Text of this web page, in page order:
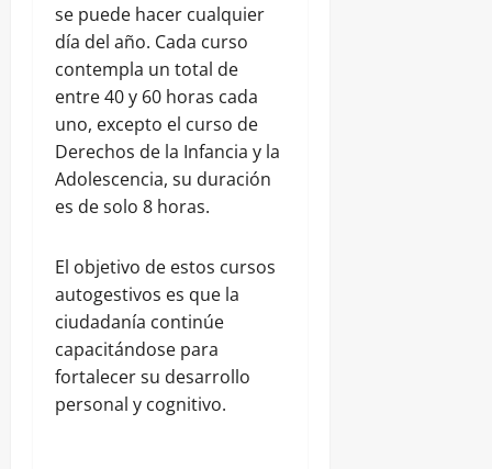
se puede hacer cualquier
día del año. Cada curso
contempla un total de
entre 40 y 60 horas cada
uno, excepto el curso de
Derechos de la Infancia y la
Adolescencia, su duración
es de solo 8 horas.
El objetivo de estos cursos
autogestivos es que la
ciudadanía continúe
capacitándose para
fortalecer su desarrollo
personal y cognitivo.